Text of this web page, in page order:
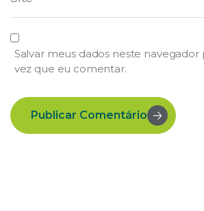
Salvar meus dados neste navegador
vez que eu comentar.
Publicar Comentário